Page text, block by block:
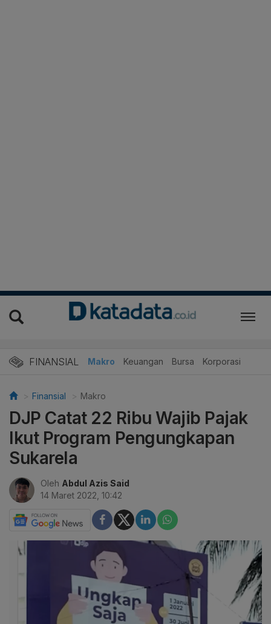
FINANSIAL Makro Keuangan Bursa Korporasi
Finansial Makro
DJP Catat 22 Ribu Wajib Pajak
Ikut Program Pengungkapan
Sukarela
Oleh Abdul Azis Said
14 Maret 2022, 10:42